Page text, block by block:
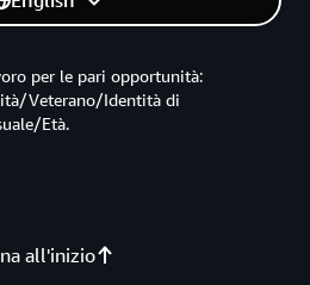
all'inizio
per le pari opportunità:
Veterano/Identità di
Età.